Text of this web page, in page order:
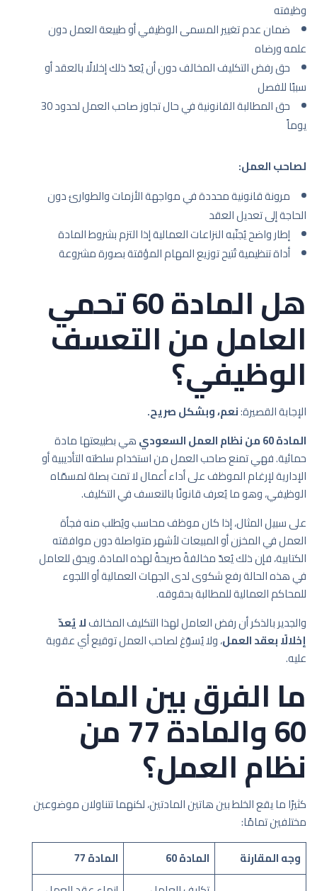
وظيفته
ضمان عدم تغيير المسمى الوظيفي أو طبيعة العمل دون
علمه ورضاه
حق رفض التكليف المخالف دون أن يُعدّ ذلك إخلالًا بالعقد أو
سببًا للفصل
حق المطالبة القانونية في حال تجاوز صاحب العمل لحدود 30
يوماً
لصاحب العمل:
مرونة قانونية محددة في مواجهة الأزمات والطوارئ دون
الحاجة إلى تعديل العقد
إطار واضح يُجنّبه النزاعات العمالية إذا التزم بشروط المادة
أداة تنظيمية تُتيح توزيع المهام المؤقتة بصورة مشروعة
هل المادة 60 تحمي
العامل من التعسف
الوظيفي؟
الإجابة القصيرة:نعم، وبشكل صريح.
المادة 60 من نظام العمل السعودي
هي بطبيعتها مادة
حمائية. فهي تمنع صاحب العمل من استخدام سلطته التأديبية أو
الإدارية لإرغام الموظف على أداء أعمال لا تمت بصلة لمسمّاه
الوظيفي، وهو ما يُعرف قانونًا بالتعسف في التكليف.
على سبيل المثال، إذا كان موظف محاسب ويُطلب منه فجأة
العمل في المخزن أو المبيعات لأشهر متواصلة دون موافقته
الكتابية، فإن ذلك يُعدّ مخالفةً صريحةً لهذه المادة. ويحق للعامل
في هذه الحالة رفع شكوى لدى الجهات العمالية أو اللجوء
للمحاكم العمالية للمطالبة بحقوقه.
والجدير بالذكر أن رفض العامل لهذا التكليف المخالفلا يُعدّ
إخلالًا بعقد العمل، ولا يُسوّغ لصاحب العمل توقيع أي عقوبة
عليه.
ما الفرق بين المادة
60 والمادة 77 من
نظام العمل؟
كثيرًا ما يقع الخلط بين هاتين المادتين، لكنهما تتناولان موضوعين
مختلفين تمامًا:
وجه المقارنة
المادة 60 المادة 77